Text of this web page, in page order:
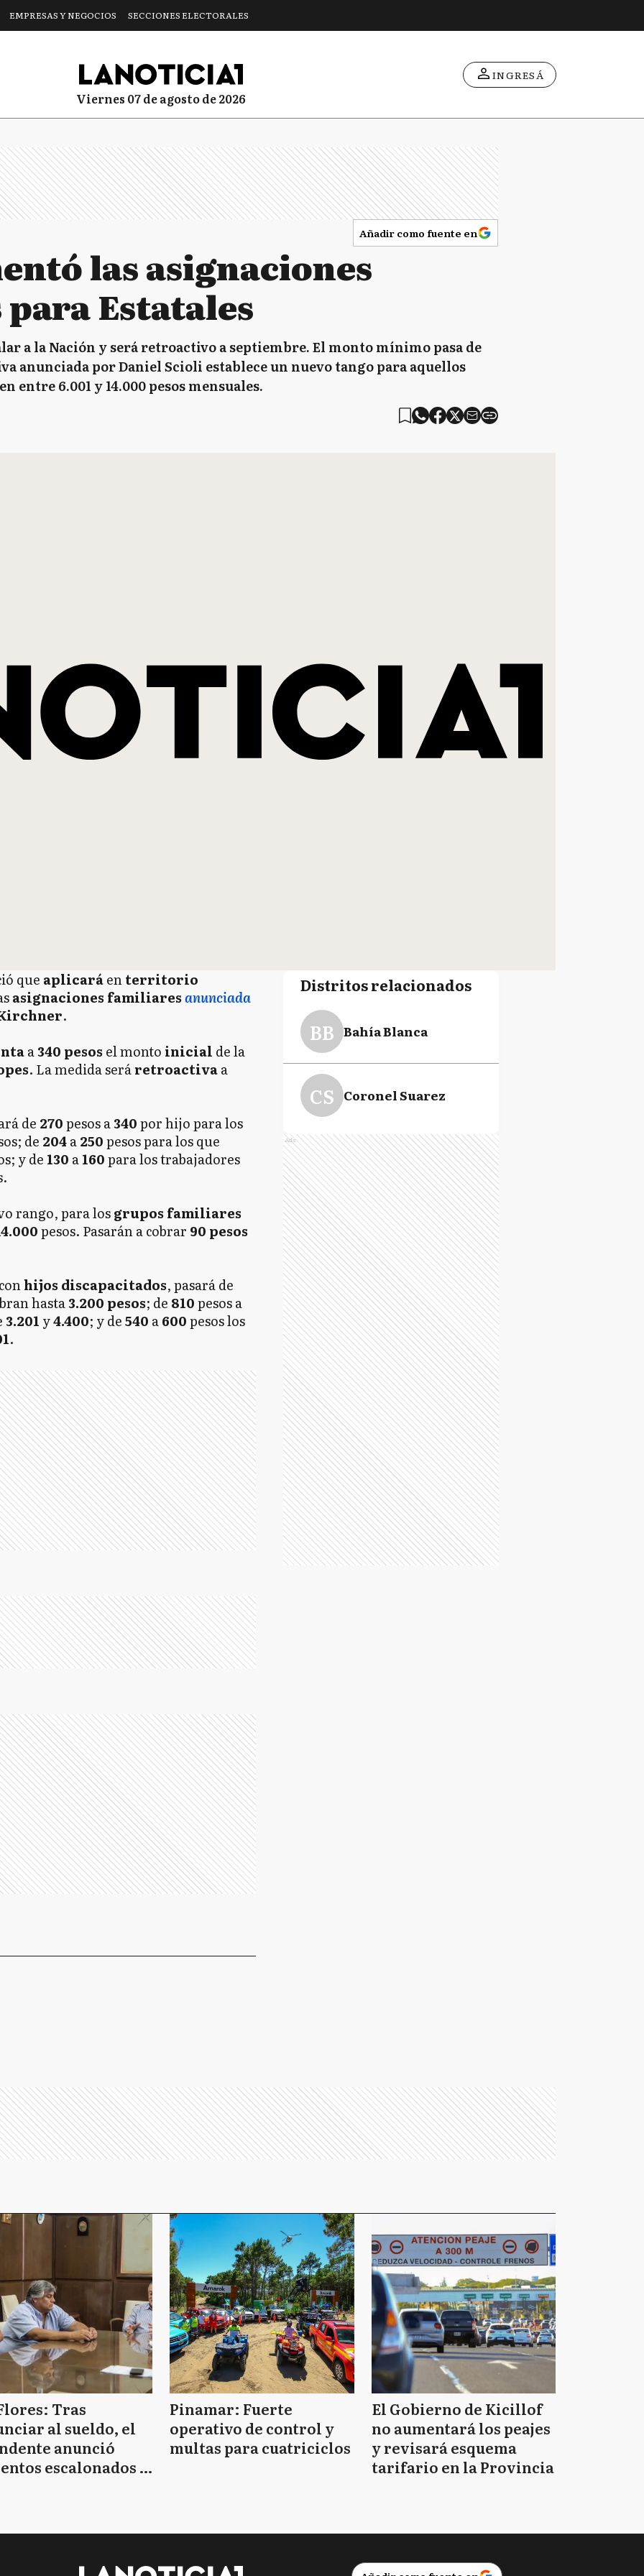
EMPRESAS Y NEGOCIOS SECCIONES ELECTORALES
viernes 07 de agosto de 2026
INGRESÁ
Añadir como fuente en
las asignaciones
Estatales
a la Nación y será retroactivo a septiembre. El monto mínimo pasa de
anunciada por Daniel Scioli establece un nuevo tango para aquellos
entre 6.001 y 14.000 pesos mensuales.
que aplicaráenterritorio
asignaciones familiaresanunciada
.
a340 pesos el monto inicial de la
. La medida seráretroactivaa
de 270pesos a340por hijo para los
de 204a250pesos para los que
y de 130 a160para los trabajadores
rango, para losgrupos familiares
pesos. Pasarán a cobrar 90 pesos
hijos discapacitados, pasará de
hasta3.200 pesos; de 810pesos a
3.201 y4.400; y de540 a600pesos los
.
Distritos relacionados
BB Bahía Blanca
CS Coronel Suarez
Ads
Tras
al sueldo, el
anunció
escalonados y
Pinamar: Fuerte
operativo de control y
multas para cuatriciclos
El Gobierno de Kicillof
no aumentará los peajes
y revisará esquema
tarifario en la Provincia